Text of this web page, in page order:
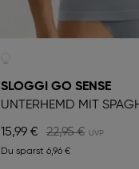
SLOGGI GO SENSE
UNTERHEMD MIT
15,99 € 22,95 €
Du sparst 6,96 €